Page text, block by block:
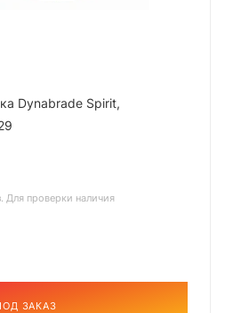
Dynabrade Spirit,
Для проверки наличия
ЗАКАЗ